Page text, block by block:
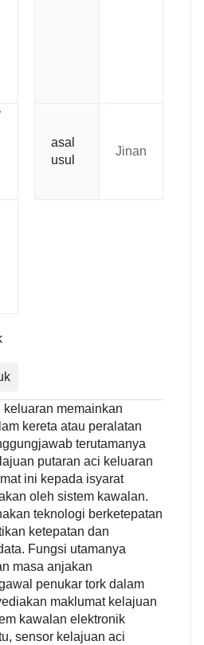
asal
usul
Jinan
memainkan
kereta atau peralatan
terutamanya
putaran aci keluaran
ini kepada isyarat
oleh sistem kawalan.
teknologi berketepatan
ketepatan dan
Fungsi utamanya
masa anjakan
penukar tork dalam
maklumat kelajuan
kawalan elektronik
sensor kelajuan aci